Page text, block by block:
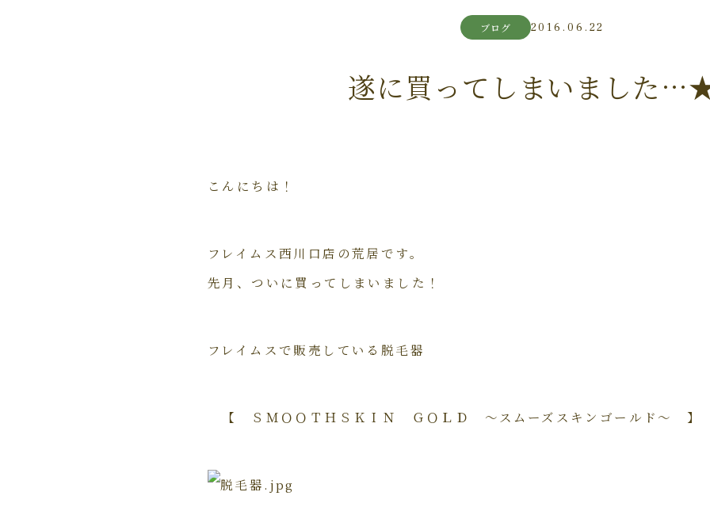
ブログ 2016.06.22
遂に買ってしまいました
こんにちは！
フレイムス西川口店の荒居です。
先月、ついに買ってしまいました！
フレイムスで販売している脱毛器
【 ＳＭＯＯＴＨＳＫＩＮ ＧＯＬＤ ～スムーズスキンゴールド～ 】